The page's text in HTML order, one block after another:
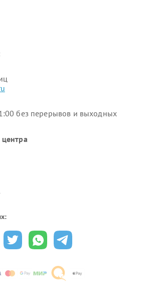
без перерывов и выходных
центра